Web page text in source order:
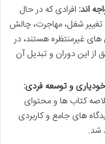
اند: افرادی که در حال
شغل، مهاجرت، چالش
غیرمنتظره هستند، در
از این دوران و تبدیل آن
و توسعه فردی:
کتاب ها و محتوای
های جامع و کاربردی
شد.